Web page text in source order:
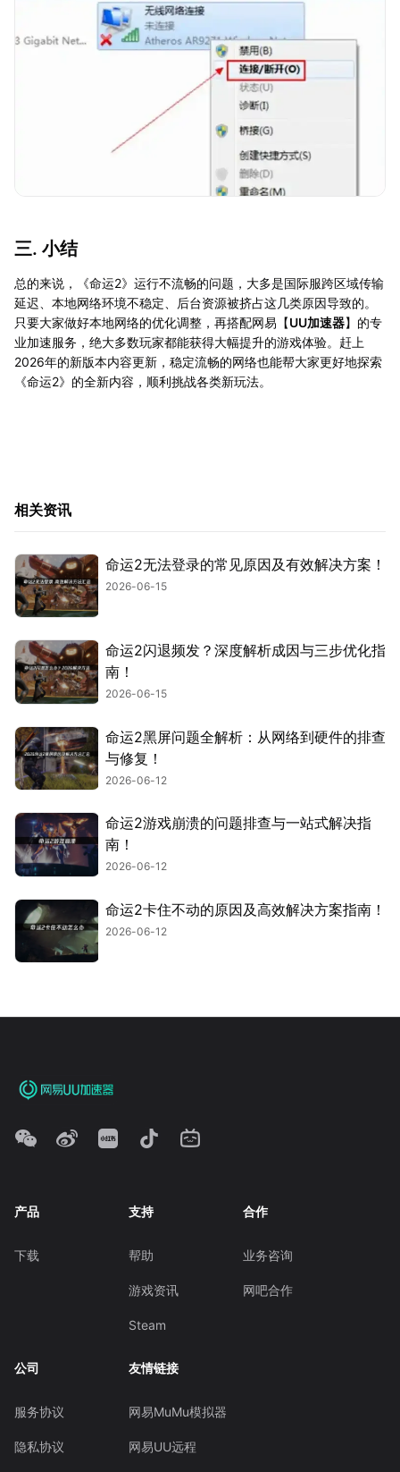
三. 小结
总的来说，《命运2》运行不流畅的问题，大多是国际服跨区域传输
延迟、本地网络环境不稳定、后台资源被挤占这几类原因导致的。
只要大家做好本地网络的优化调整，再搭配网易【UU加速器】的专
业加速服务，绝大多数玩家都能获得大幅提升的游戏体验。赶上
2026年的新版本内容更新，稳定流畅的网络也能帮大家更好地探索
《命运2》的全新内容，顺利挑战各类新玩法。
相关资讯
命运2无法登录的常见原因及有效解决方案！
2026-06-15
命运2闪退频发？深度解析成因与三步优化指
南！
2026-06-15
命运2黑屏问题全解析：从网络到硬件的排查
与修复！
2026-06-12
命运2游戏崩溃的问题排查与一站式解决指
南！
2026-06-12
命运2卡住不动的原因及高效解决方案指南！
2026-06-12
产品
下载
支持
帮助
游戏资讯
Steam
合作
业务咨询
网吧合作
公司
服务协议
隐私协议
友情链接
网易MuMu模拟器
网易UU远程